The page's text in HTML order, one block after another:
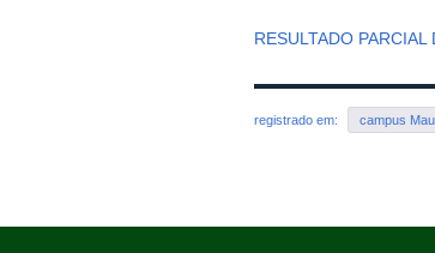
RESULTADO
registrado em: campus